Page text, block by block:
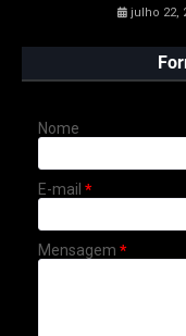
julho 22,
Nome
E-mail *
Mensagem *